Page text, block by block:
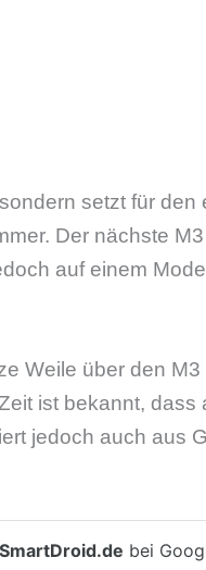
setzt für
Der nächste
auf einem
Weile über den
ist bekannt,
jedoch auch aus
SmartDroid.de bei